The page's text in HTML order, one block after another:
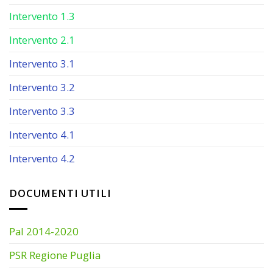
Intervento 1.3
Intervento 2.1
Intervento 3.1
Intervento 3.2
Intervento 3.3
Intervento 4.1
Intervento 4.2
DOCUMENTI UTILI
Pal 2014-2020
PSR Regione Puglia